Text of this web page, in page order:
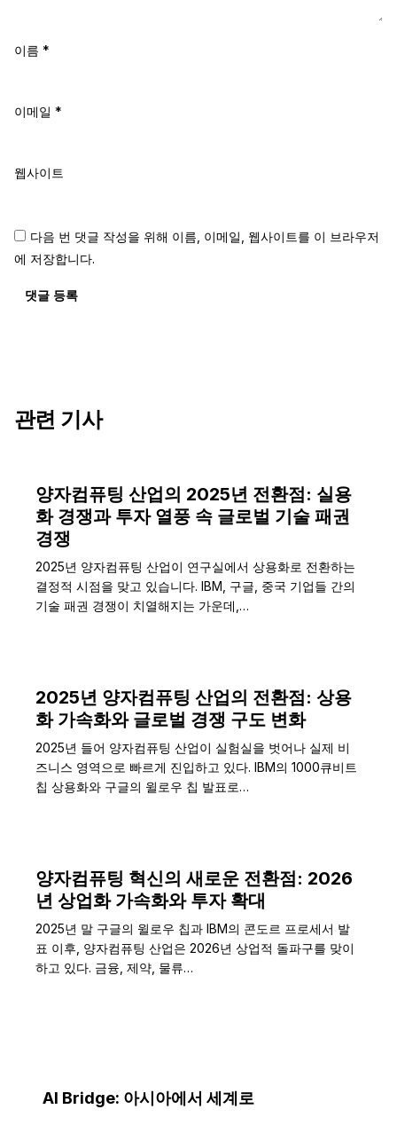
이름 *
이메일 *
웹사이트
다음 번 댓글 작성을 위해 이름, 이메일, 웹사이트를 이 브라우저
에 저장합니다.
댓글 등록
관련 기사
양자컴퓨팅 산업의 2025년 전환점: 실용
화 경쟁과 투자 열풍 속 글로벌 기술 패권
경쟁
2025년 양자컴퓨팅 산업이 연구실에서 상용화로 전환하는
결정적 시점을 맞고 있습니다. IBM, 구글, 중국 기업들 간의
기술 패권 경쟁이 치열해지는 가운데,…
2025년 양자컴퓨팅 산업의 전환점: 상용
화 가속화와 글로벌 경쟁 구도 변화
2025년 들어 양자컴퓨팅 산업이 실험실을 벗어나 실제 비
즈니스 영역으로 빠르게 진입하고 있다. IBM의 1000큐비트
칩 상용화와 구글의 윌로우 칩 발표로…
양자컴퓨팅 혁신의 새로운 전환점: 2026
년 상업화 가속화와 투자 확대
2025년 말 구글의 윌로우 칩과 IBM의 콘도르 프로세서 발
표 이후, 양자컴퓨팅 산업은 2026년 상업적 돌파구를 맞이
하고 있다. 금융, 제약, 물류…
AI Bridge: 아시아에서 세계로